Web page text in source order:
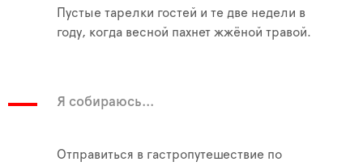
Пустые тарелки гостей и те две недели в
году, когда весной пахнет жжёной травой.
Я собираюсь...
Отправиться в гастропутешествие по